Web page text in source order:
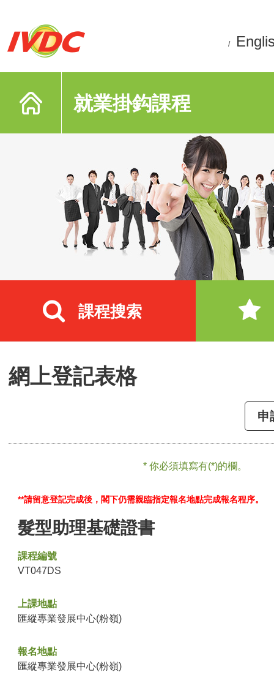
/
就業掛鈎課程
課程搜索
網上登記表格
申
* 你必須填寫有(*)的欄。
**請留意登記完成後，閣下仍需親臨指定報名地點完成報名程序。
髮型助理基礎證書
課程編號
VT047DS
上課地點
匯縱專業發展中心(粉嶺)
報名地點
匯縱專業發展中心(粉嶺)